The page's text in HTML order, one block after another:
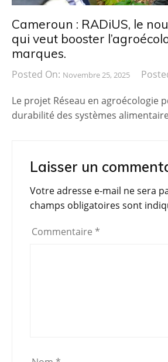
Cameroun : RADiUS, le
qui veut booster
marques.
Posted On: Novembre 25, 2025
Le projet Réseau en agroécologie
durabilité des systèmes
Laisser un
Votre adresse e-mail ne sera
champs obligatoires sont
Commentaire *